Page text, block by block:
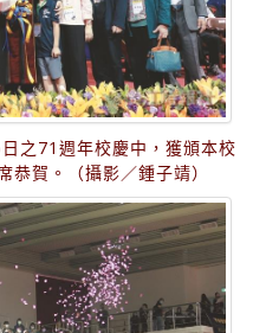
之71週年校慶中，獲頒本校
恭賀。（攝影／鍾子靖）